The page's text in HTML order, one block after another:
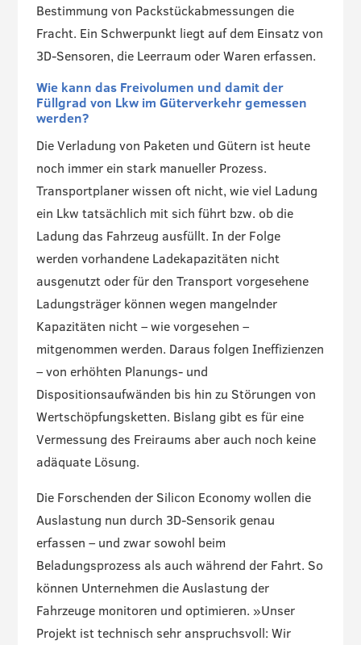
Bestimmung von Packstückabmessungen die
Fracht. Ein Schwerpunkt liegt auf dem Einsatz von
3D-Sensoren, die Leerraum oder Waren erfassen.
Wie kann das Freivolumen und damit der
Füllgrad von Lkw im Güterverkehr gemessen
werden?
Die Verladung von Paketen und Gütern ist heute
noch immer ein stark manueller Prozess.
Transportplaner wissen oft nicht, wie viel Ladung
ein Lkw tatsächlich mit sich führt bzw. ob die
Ladung das Fahrzeug ausfüllt. In der Folge
werden vorhandene Ladekapazitäten nicht
ausgenutzt oder für den Transport vorgesehene
Ladungsträger können wegen mangelnder
Kapazitäten nicht – wie vorgesehen –
mitgenommen werden. Daraus folgen Ineffizienzen
– von erhöhten Planungs- und
Dispositionsaufwänden bis hin zu Störungen von
Wertschöpfungsketten. Bislang gibt es für eine
Vermessung des Freiraums aber auch noch keine
adäquate Lösung.
Die Forschenden der Silicon Economy wollen die
Auslastung nun durch 3D-Sensorik genau
erfassen – und zwar sowohl beim
Beladungsprozess als auch während der Fahrt. So
können Unternehmen die Auslastung der
Fahrzeuge monitoren und optimieren. »Unser
Projekt ist technisch sehr anspruchsvoll: Wir